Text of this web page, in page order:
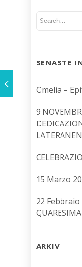
SENASTE
Omelia –
9
15 Marzo
22 Febbraio
ARKIV